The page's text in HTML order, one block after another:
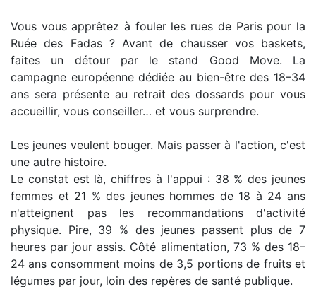
Vous vous apprêtez à fouler les rues de Paris pour la
Ruée des Fadas ? Avant de chausser vos baskets,
faites un détour par le stand Good Move. La
campagne européenne dédiée au bien-être des 18–34
ans sera présente au retrait des dossards pour vous
accueillir, vous conseiller… et vous surprendre.
Les jeunes veulent bouger. Mais passer à l'action, c'est
une autre histoire.
Le constat est là, chiffres à l'appui : 38 % des jeunes
femmes et 21 % des jeunes hommes de 18 à 24 ans
n'atteignent pas les recommandations d'activité
physique. Pire, 39 % des jeunes passent plus de 7
heures par jour assis. Côté alimentation, 73 % des 18–
24 ans consomment moins de 3,5 portions de fruits et
légumes par jour, loin des repères de santé publique.